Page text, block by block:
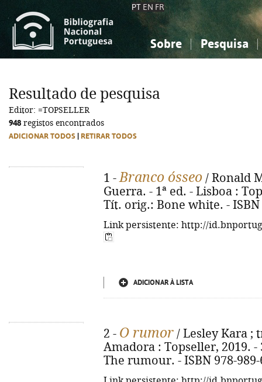
PT EN FR
Sobre Pesquisa
Ciências sociais...
Ciências sociais...
Resultado de pesquisa
Editor: =TOPSELLER
948 registos encontrados
ADICIONAR TODOS RETIRAR TODOS
1 -Branco ósseo / Ronald
Guerra. - 1ª ed. - Lisboa :
Tít. orig.: Bone white. - ISBN
Link persistente: http://
ADICIONAR À LISTA
2 - O rumor / Lesley Kara ;
Amadora : Topseller, 2019.
The rumour. - ISBN 978-989-